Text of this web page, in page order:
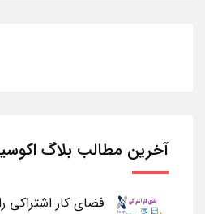
آخرین مطالب بلاگ
فضای کار اشتراکی